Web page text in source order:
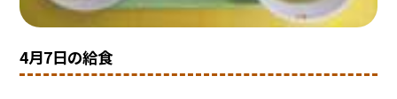
4月7日の給食